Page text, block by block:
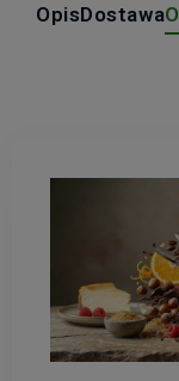
OpisDostawa